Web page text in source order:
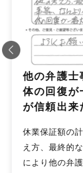
他の弁護士
体の回復が
が信頼出来
休業保証額の
え方、最終的
により他の弁